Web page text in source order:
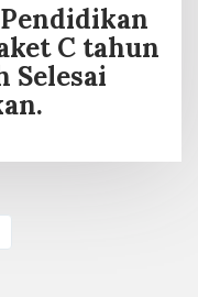
C tahun
Selesai